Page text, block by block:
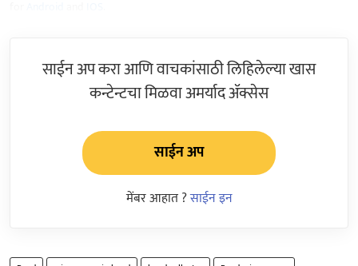
साईन अप करा आणि वाचकांसाठी लिहिलेल्या खास
कन्टेन्टचा मिळवा अमर्याद ॲक्सेस
साईन अप
मेंबर आहात ?साईन इन